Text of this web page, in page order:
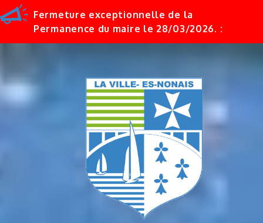
Fermeture exceptionnelle de la
Permanence du maire le 28/03/2026. :
content